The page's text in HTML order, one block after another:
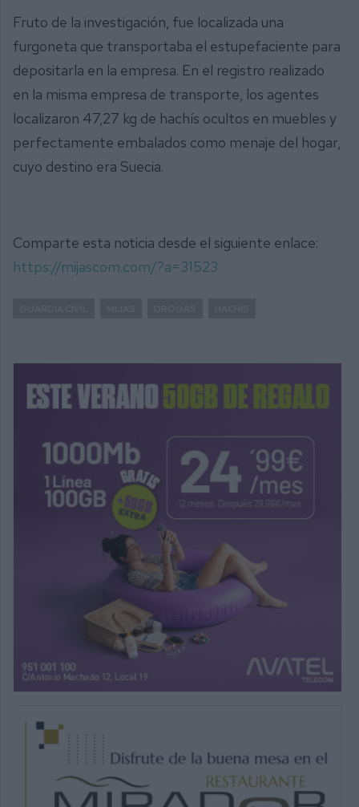
Fruto de la investigación, fue localizada una
furgoneta que transportaba el estupefaciente para
depositarla en la empresa. En el registro realizado
en la misma empresa de transporte, los agentes
localizaron 47,27 kg de hachís ocultos en muebles y
perfectamente embalados como menaje del hogar,
cuyo destino era Suecia.
Comparte esta noticia desde el siguiente enlace:
https://mijascom.com/?a=31523